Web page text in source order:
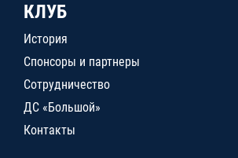
КЛУБ
История
Спонсоры и партнеры
Сотрудничество
ДС «Большой»
Контакты